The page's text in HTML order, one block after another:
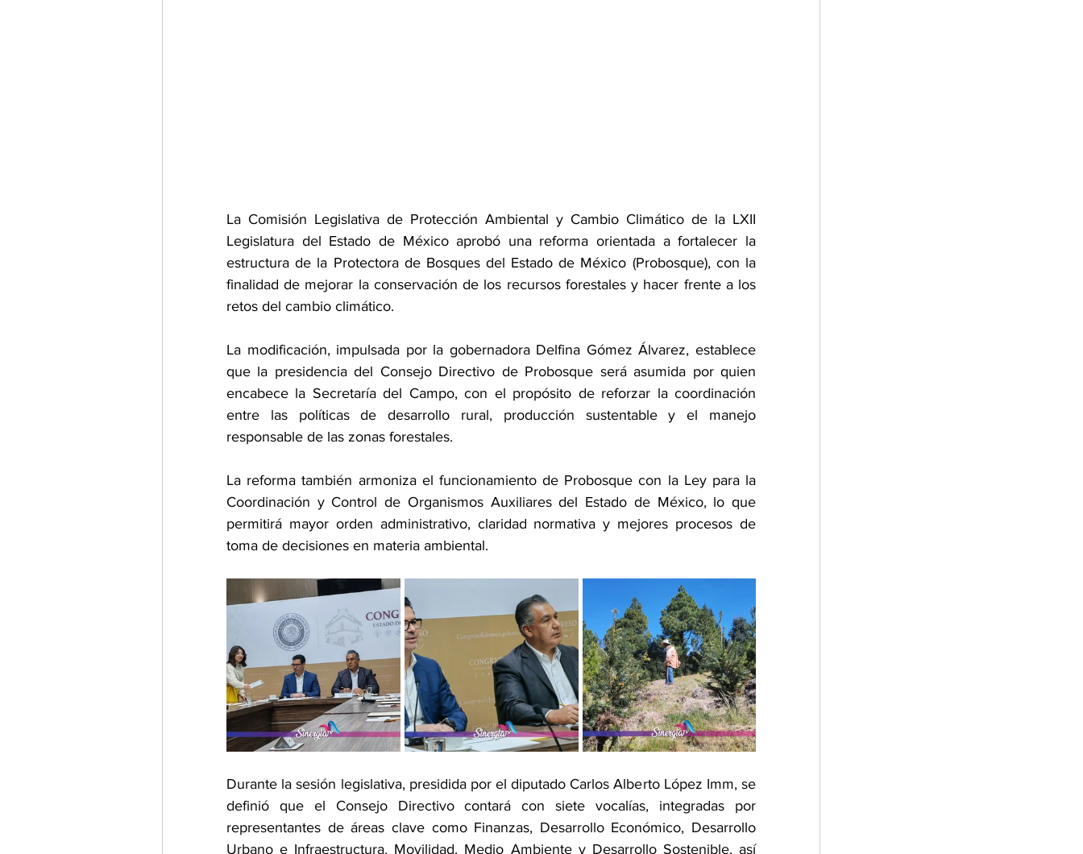
La Comisión Legislativa de Protección Ambiental y Cambio Climático de la LXII
Legislatura del Estado de México aprobó una reforma orientada a fortalecer la
estructura de la Protectora de Bosques del Estado de México (Probosque), con la
finalidad de mejorar la conservación de los recursos forestales y hacer frente a los
retos del cambio climático.
La modificación, impulsada por la gobernadora Delfina Gómez Álvarez, establece
que la presidencia del Consejo Directivo de Probosque será asumida por quien
encabece la Secretaría del Campo, con el propósito de reforzar la coordinación
entre las políticas de desarrollo rural, producción sustentable y el manejo
responsable de las zonas forestales.
La reforma también armoniza el funcionamiento de Probosque con la Ley para la
Coordinación y Control de Organismos Auxiliares del Estado de México, lo que
permitirá mayor orden administrativo, claridad normativa y mejores procesos de
toma de decisiones en materia ambiental.
Durante la sesión legislativa, presidida por el diputado Carlos Alberto López Imm, se
definió que el Consejo Directivo contará con siete vocalías, integradas por
representantes de áreas clave como Finanzas, Desarrollo Económico, Desarrollo
Urbano e Infraestructura, Movilidad, Medio Ambiente y Desarrollo Sostenible, así